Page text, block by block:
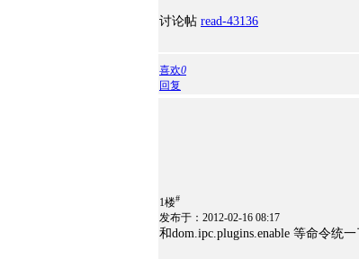
讨论帖 read-43136
喜欢0
回复
1楼#
发布于：2012-02-16 08:17
和dom.ipc.plugins.enable 等命令统